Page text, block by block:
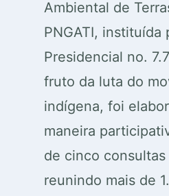
Ambiental de
PNGATI, instituída
Presidencial no.
fruto da luta do
indígena, foi
maneira
de cinco consultas
reunindo mais de